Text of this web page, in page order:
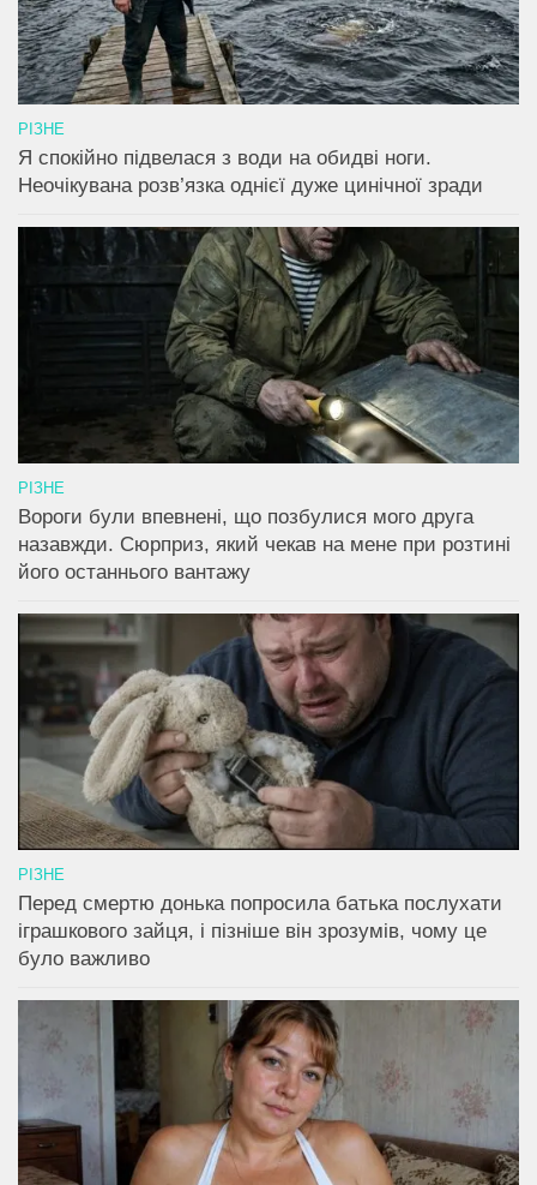
РІЗНЕ
Я спокійно підвелася з води на обидві ноги.
Неочікувана розв’язка однієї дуже цинічної зради
РІЗНЕ
Вороги були впевнені, що позбулися мого друга
назавжди. Сюрприз, який чекав на мене при розтині
його останнього вантажу
РІЗНЕ
Перед смертю донька попросила батька послухати
іграшкового зайця, і пізніше він зрозумів, чому це
було важливо